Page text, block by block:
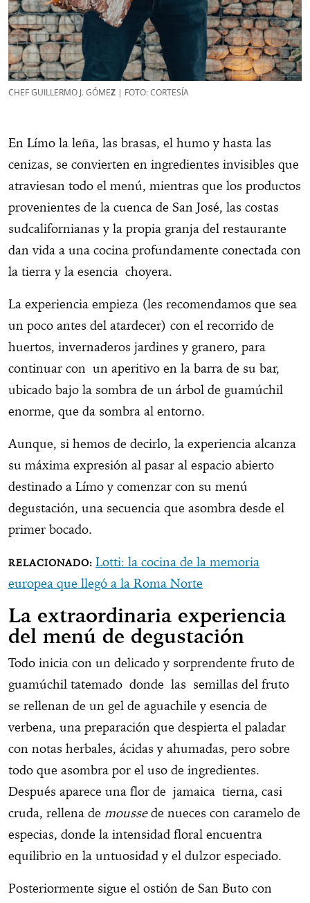
CHEF GUILLERMO J. GÓMEZ | FOTO: CORTESÍA
En Límo la leña, las brasas, el humo y hasta las
cenizas, se convierten en ingredientes invisibles que
atraviesan todo el menú, mientras que los productos
provenientes de la cuenca de San José, las costas
sudcalifornianas y la propia granja del restaurante
dan vida a una cocina profundamente conectada con
la tierra y la esencia choyera.
La experiencia empieza (les recomendamos que sea
un poco antes del atardecer) con el recorrido de
huertos, invernaderos jardines y granero, para
continuar con un aperitivo en la barra de su bar,
ubicado bajo la sombra de un árbol de guamúchil
enorme, que da sombra al entorno.
Aunque, si hemos de decirlo, la experiencia alcanza
su máxima expresión al pasar al espacio abierto
destinado a Límo y comenzar con su menú
degustación, una secuencia que asombra desde el
primer bocado.
Lotti: la cocina de la memoria
europea que llegó a la Roma Norte
La extraordinaria experiencia
del menú de degustación
Todo inicia con un delicado y sorprendente fruto de
guamúchil tatemado donde las semillas del fruto
se rellenan de un gel de aguachile y esencia de
verbena, una preparación que despierta el paladar
con notas herbales, ácidas y ahumadas, pero sobre
todo que asombra por el uso de ingredientes.
Después aparece una flor de jamaica tierna, casi
cruda, rellena de moussede nueces con caramelo de
especias, donde la intensidad floral encuentra
equilibrio en la untuosidad y el dulzor especiado.
Posteriormente sigue el ostión de San Buto con